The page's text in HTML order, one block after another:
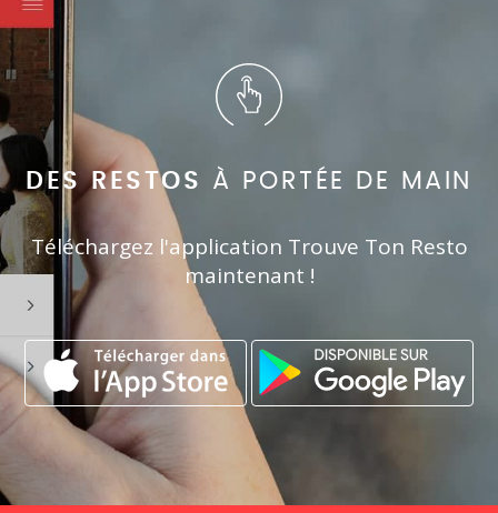
DES RESTOS À PORTÉE DE MAIN
Téléchargez l'application Trouve Ton Resto
maintenant !